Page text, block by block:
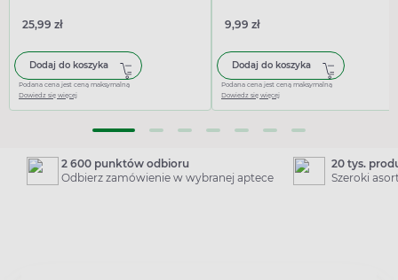
25,99 zł
Dodaj do koszyka
Podana cena jest ceną maksymalną
Dowiedz się więcej
9,99 zł
Dodaj do koszyka
Podana cena jest ceną maksymalną
Dowiedz się więcej
2 600 punktów odbioru
Odbierz zamówienie w wybranej aptece
20 tys.
Szeroki